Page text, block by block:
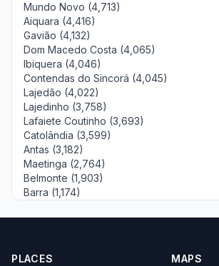
Mundo Novo (4,713)
Aiquara (4,416)
Gavião (4,132)
Dom Macedo Costa (4,065)
Ibiquera (4,046)
Contendas do Sincorá (4,045)
Lajedão (4,022)
Lajedinho (3,758)
Lafaiete Coutinho (3,693)
Catolândia (3,599)
Antas (3,182)
Maetinga (2,764)
Belmonte (1,903)
Barra (1,174)
PLACES MAPS